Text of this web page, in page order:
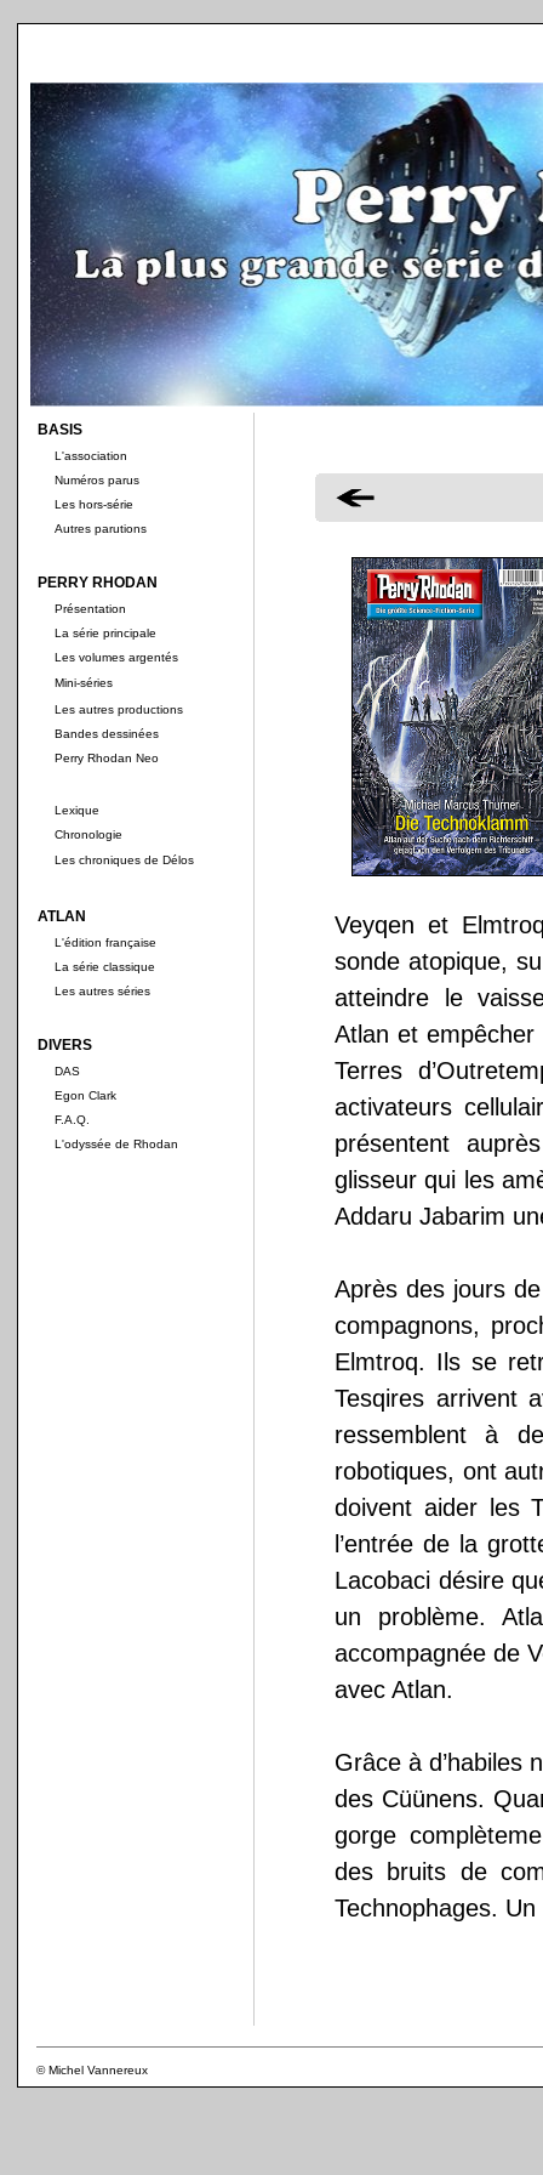
BASIS
L'association
Numéros parus
Les hors-série
Autres parutions
PERRY RHODAN
Présentation
La série principale
Les volumes argentés
Mini-séries
Les autres productions
Bandes dessinées
Perry Rhodan Neo
Lexique
Chronologie
Les chroniques de Délos
ATLAN
L'édition française
La série classique
Les autres séries
DIVERS
DAS
Egon Clark
F.A.Q.
L'odyssée de Rhodan
Veyqen et
sonde atopique,
atteindre le
Atlan et empêcher
Terres
activateurs
présentent
glisseur qui les
Addaru Jabarim
Après des jours
compagnons,
Elmtroq. Ils se
Tesqires arrivent
ressemblent à
robotiques, ont
doivent aider les
l’entrée de la
Lacobaci désire
un problème.
accompagnée de
avec Atlan.
Grâce à d’habiles
des Cüünens.
gorge
des bruits de
Technophages.
© Michel Vannereux